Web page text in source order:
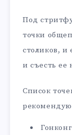
Под
точки
столиков, и
и съесть ее
Список